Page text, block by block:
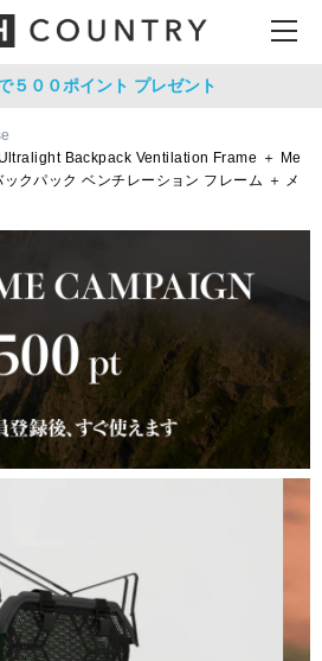
５００ポイント プレゼント
Backpack Ventilation Frame ＋ Me
クパック ベンチレーション フレーム ＋ メ